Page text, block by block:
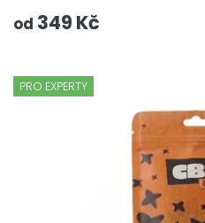
od 349 Kč
PRO EXPERTY